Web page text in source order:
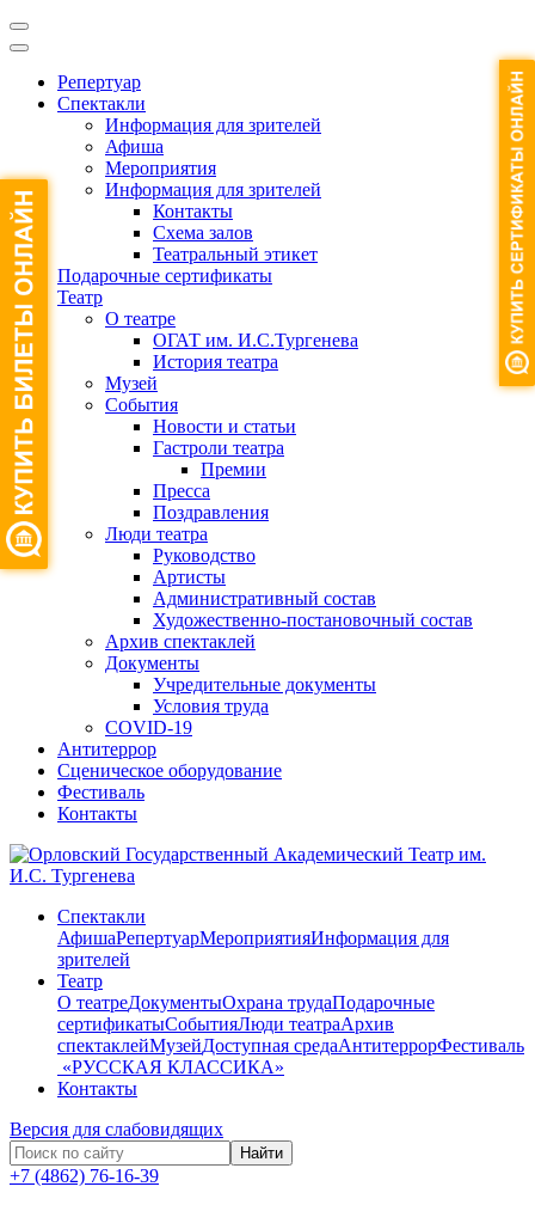
Репертуар
Спектакли
Информация для зрителей
Афиша
Мероприятия
Информация для зрителей
Контакты
Схема залов
Театральный этикет
Подарочные сертификаты
Театр
О театре
ОГАТ им. И.С.Тургенева
История театра
Музей
События
Новости и статьи
Гастроли театра
Премии
Пресса
Поздравления
Люди театра
Руководство
Артисты
Административный состав
Художественно-постановочный состав
Архив спектаклей
Документы
Учредительные документы
Условия труда
COVID-19
Антитеррор
Сценическое оборудование
Фестиваль
Контакты
Спектакли
АфишаРепертуарМероприятияИнформация для
зрителей
Театр
О театреДокументыОхрана трудаПодарочные
сертификатыСобытияЛюди театраАрхив
спектаклейМузейДоступная средаАнтитеррорФестиваль
​ «РУССКАЯ КЛАССИКА»
Контакты
Версия для слабовидящих
Найти
+7 (4862) 76-16-39